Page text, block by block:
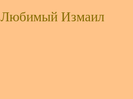
Любимый Измаил